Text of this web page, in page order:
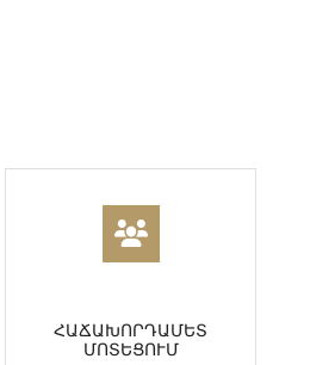
ՀԱՃԱԽՈՐԴԱՄԵՏ
ՄՈՏԵՑՈՒՄ